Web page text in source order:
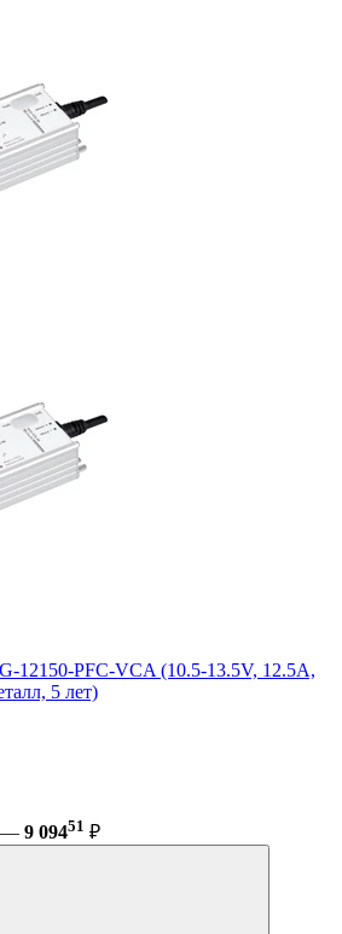
12150-PFC-VCA (10.5-13.5V, 12.5A,
5 лет)
— 9 09451 ₽